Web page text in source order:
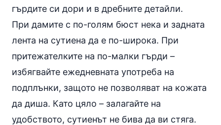
гърдите си дори и в дребните детайли.
При дамите с по-голям бюст нека и задната
лента на сутиена да е по-широка. При
притежателките на по-малки гърди –
избягвайте ежедневната употреба на
подплънки, защото не позволяват на кожата
да диша. Като цяло – залагайте на
удобството, сутиенът не бива да ви стяга.